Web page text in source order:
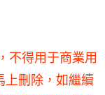
不得用于商業用
上刪除，如繼續